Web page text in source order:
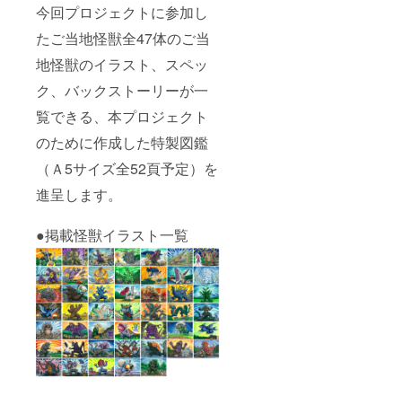
今回プロジェクトに参加し
たご当地怪獣全47体のご当
地怪獣のイラスト、スペッ
ク、バックストーリーが一
覧できる、本プロジェクト
のために作成した特製図鑑
（Ａ5サイズ全52頁予定）を
進呈します。
●掲載怪獣イラスト一覧